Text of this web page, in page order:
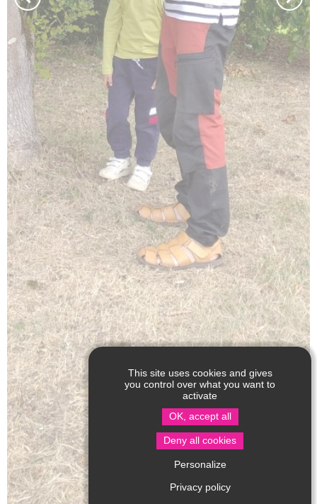
This site uses cookies and gives
you control over what you want to
activate
OK, accept all
Deny all cookies
Personalize
Privacy policy